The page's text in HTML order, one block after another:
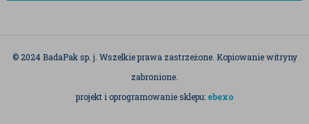
© 2024 BadaPak sp. j. Wszelkie prawa zastrzeżone. Kopiowanie witryny
zabronione.
projekt i oprogramowanie sklepu: ebexo